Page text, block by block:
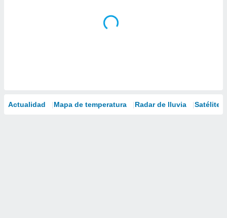
Actualidad Mapa de temperatura Radar de lluvia Satélites